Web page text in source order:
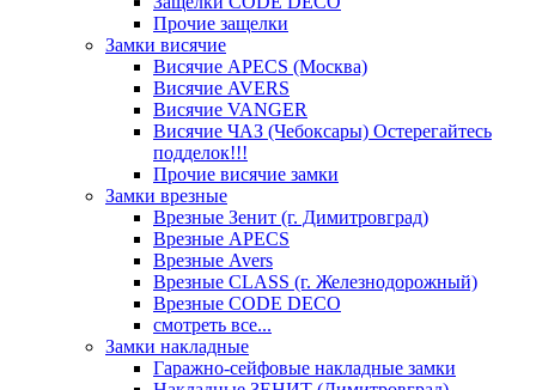
Прочие защелки
Замки висячие
Висячие APECS (Москва)
Висячие AVERS
Висячие VANGER
Висячие ЧАЗ (Чебоксары) Остерегайтесь
подделок!!!
Прочие висячие замки
Замки врезные
Врезные Зенит (г. Димитровград)
Врезные APECS
Врезные Avers
Врезные CLASS (г. Железнодорожный)
Врезные CODE DECO
смотреть все...
Замки накладные
Гаражно-сейфовые накладные замки